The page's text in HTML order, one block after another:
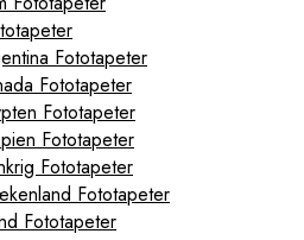
Fototapeter
Fototapeter
Fototapeter
Fototapeter
Fototapeter
Fototapeter
Fototapeter